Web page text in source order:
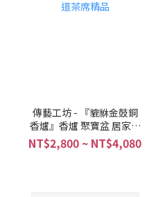
傳藝工坊 - 『貔貅金鼓銅
香爐』香爐 聚寶盆 居家擺
設 香道茶席精品
NT$2,800 ~ NT$4,080